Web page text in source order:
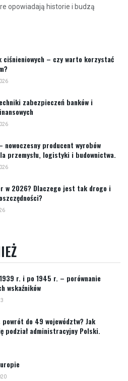
opowiadają historie i budzą
ciśnieniowych – czy warto korzystać
zabezpieczeń banków i
nowoczesny producent wyrobów
przemysłu, logistyki i budownictwa.
w 2026? Dlaczego jest tak drogo i
r. i po 1945 r. – porównanie
wskaźników
powrót do 49 województw? Jak
podział administracyjny Polski.